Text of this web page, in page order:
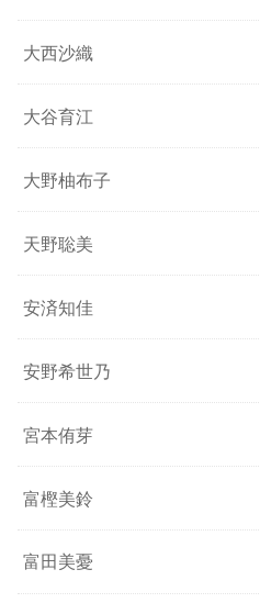
大西沙織
大谷育江
大野柚布子
天野聡美
安済知佳
安野希世乃
宮本侑芽
富樫美鈴
富田美憂